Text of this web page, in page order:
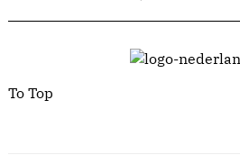
To Top